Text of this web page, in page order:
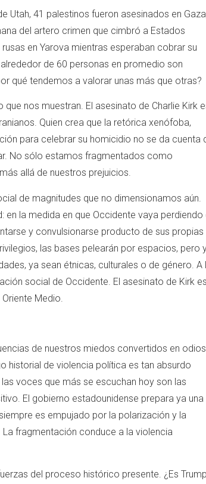
Utah, 41 palestinos fueron asesinados en
del artero crimen que cimbró a Estados
en Yarova mientras esperaban cobrar su
de 60 personas en promedio son
qué tendemos a valorar unas más que otras?
nos muestran. El asesinato de Charlie Kirk
Quien crea que la retórica xenófoba,
para celebrar su homicidio no se da cuenta
No sólo estamos fragmentados como
allá de nuestros prejuicios.
de magnitudes que no dimensionamos aún.
la medida en que Occidente vaya perdiendo
y convulsionarse producto de sus propias
las bases pelearán por espacios, pero
ya sean étnicas, culturales o de género. A
social de Occidente. El asesinato de Kirk es
Medio.
de nuestros miedos convertidos en
historial de violencia política es tan absurdo
voces que más se escuchan hoy son las
El gobierno estadounidense prepara ya una
es empujado por la polarización y la
fragmentación conduce a la violencia
del proceso histórico presente. ¿Es Trump